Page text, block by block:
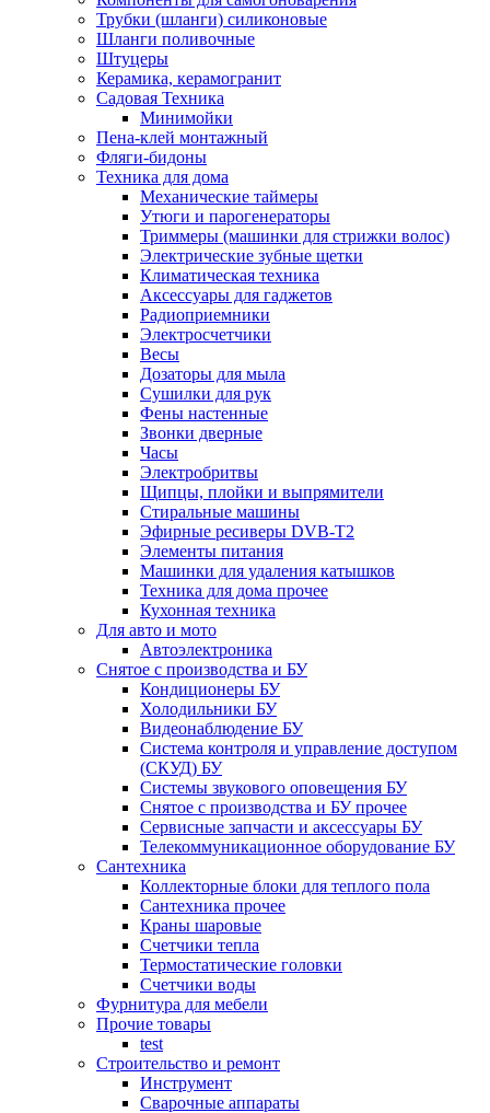
Трубки (шланги) силиконовые
Шланги поливочные
Штуцеры
Керамика, керамогранит
Садовая Техника
Минимойки
Пена-клей монтажный
Фляги-бидоны
Техника для дома
Механические таймеры
Утюги и парогенераторы
Триммеры (машинки для стрижки волос)
Электрические зубные щетки
Климатическая техника
Аксессуары для гаджетов
Радиоприемники
Электросчетчики
Весы
Дозаторы для мыла
Сушилки для рук
Фены настенные
Звонки дверные
Часы
Электробритвы
Щипцы, плойки и выпрямители
Стиральные машины
Эфирные ресиверы DVB-T2
Элементы питания
Машинки для удаления катышков
Техника для дома прочее
Кухонная техника
Для авто и мото
Автоэлектроника
Снятое с производства и БУ
Кондиционеры БУ
Холодильники БУ
Видеонаблюдение БУ
Система контроля и управление доступом
(СКУД) БУ
Системы звукового оповещения БУ
Снятое с производства и БУ прочее
Сервисные запчасти и аксессуары БУ
Телекоммуникационное оборудование БУ
Сантехника
Коллекторные блоки для теплого пола
Сантехника прочее
Краны шаровые
Счетчики тепла
Термоcтатические головки
Счетчики воды
Фурнитура для мебели
Прочие товары
test
Строительство и ремонт
Инструмент
Сварочные аппараты